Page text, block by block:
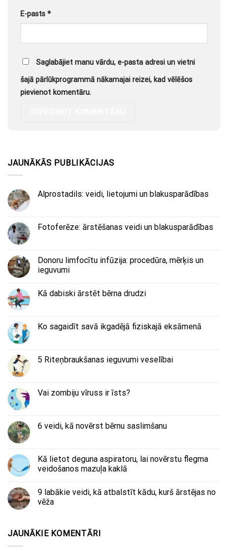
E-pasts *
Saglabājiet manu vārdu, e-pasta adresi un vietni
šajā pārlūkprogrammā nākamajai reizei, kad vēlēšos
pievienot komentāru.
JAUNĀKĀS PUBLIKĀCIJAS
Alprostadils: veidi, lietojumi un blakusparādības
Fotoferēze: ārstēšanas veidi un blakusparādības
Donoru limfocītu infūzija: procedūra, mērķis un
ieguvumi
Kā dabiski ārstēt bērna drudzi
Ko sagaidīt savā ikgadējā fiziskajā eksāmenā
5 Riteņbraukšanas ieguvumi veselībai
Vai zombiju vīruss ir īsts?
6 veidi, kā novērst bērnu saslimšanu
Kā lietot deguna aspiratoru, lai novērstu flegma
veidošanos mazuļa kaklā
9 labākie veidi, kā atbalstīt kādu, kurš ārstējas no
vēža
JAUNĀKIE KOMENTĀRI